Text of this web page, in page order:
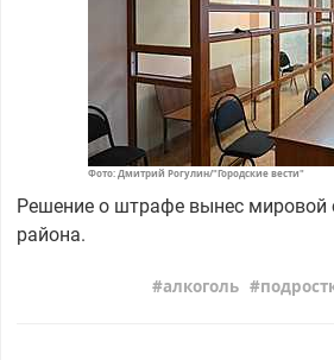
Фото: Дмитрий Рогулин/"Городские вести"
Решение о штрафе вынес мировой
района.
алкоголь